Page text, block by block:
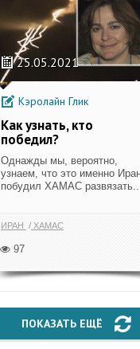
25.05.2021
Кэролайн Глик
Как узнать, кто
победил?
Однажды мы, вероятно,
узнаем, что это именно
побудил ХАМАС
ИРАН ХАМАС
97
ПОКАЗАТЬ ЕЩЁ